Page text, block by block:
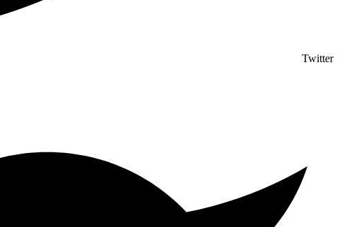
Twitter